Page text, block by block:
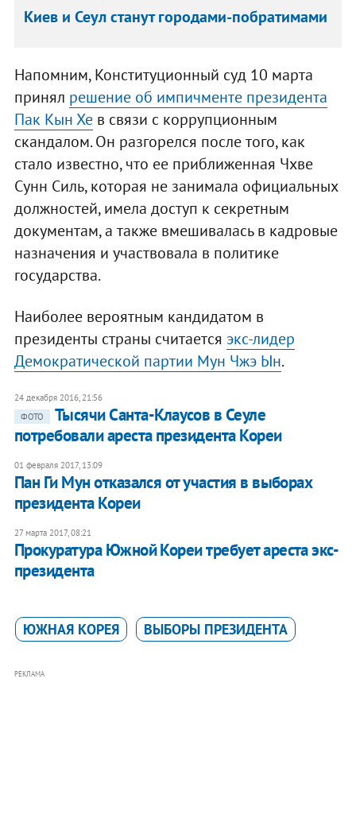
Киев и Сеул станут городами-побратимами
Напомним, Конституционный суд 10 марта
принял решение об импичменте президента
Пак Кын Хев связи с коррупционным
скандалом. Он разгорелся после того, как
стало известно, что ее приближенная Чхве
Сунн Силь, которая не занимала официальных
должностей, имела доступ к секретным
документам, а также вмешивалась в кадровые
назначения и участвовала в политике
государства.
Наиболее вероятным кандидатом в
президенты страны считается экс-лидер
Демократической партии Мун Чжэ Ын.
24 декабря 2016, 21:56
ФОТО
Тысячи Санта-Клаусов в Сеуле
потребовали ареста президента Кореи
01 февраля 2017, 13:09
Пан Ги Мун отказался от участия в выборах
президента Кореи
27 марта 2017, 08:21
​Прокуратура Южной Кореи требует ареста экс-
президента
ЮЖНАЯ КОРЕЯ ВЫБОРЫ ПРЕЗИДЕНТА
РЕКЛАМА